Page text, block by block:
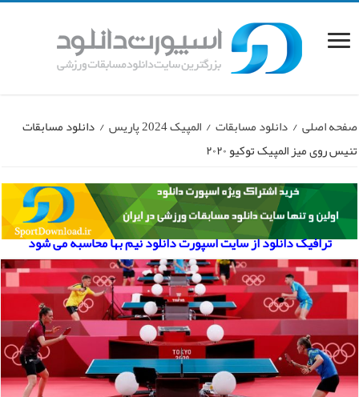
صفحه اصلی / دانلود مسابقات / المپیک 2024 پاریس / دانلود مسابقات
تنیس روی میز المپیک توکیو ۲۰۲۰
ترافیک دانلود از سایت اسپورت دانلود نیم بها محاسبه می شود